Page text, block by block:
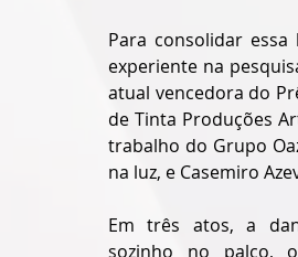
Para consolidar
experiente na
atual vencedora do
de Tinta Produções
trabalho do Grupo
na luz, e Casemiro
Em três atos, a
sozinho no palco,